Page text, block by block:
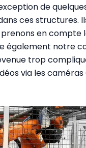
de
ces structures.
en
également notre
trop
via les caméras